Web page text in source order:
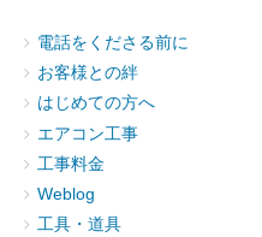
電話をくださる前に
お客様との絆
はじめての方へ
エアコン工事
工事料金
Weblog
工具・道具